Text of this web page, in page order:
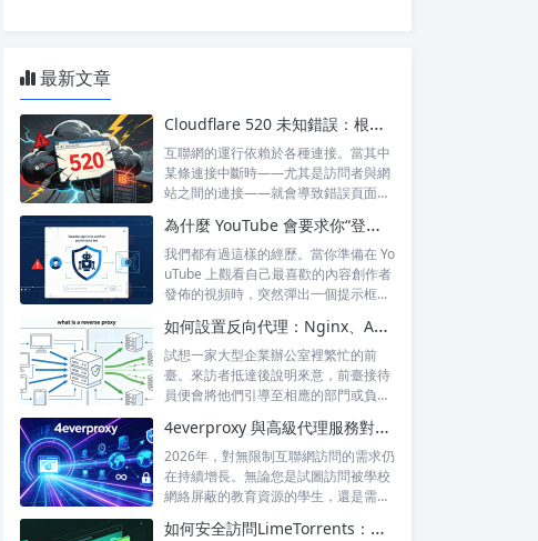
最新文章
Cloudflare 520 未知錯誤：根本原因及永久預防技巧
互聯網的運行依賴於各種連接。當其中
某條連接中斷時——尤其是訪問者與網
站之間的連接——就會導致錯誤頁面的
為什麼 YouTube 會要求你“登錄以確認你不是機器人”？
我們都有過這樣的經歷。當你準備在 Yo
uTube 上觀看自己最喜歡的內容創作者
發佈的視頻時，突然彈出一個提示框...
如何設置反向代理：Nginx、Apache 和 HAProxy 詳解
試想一家大型企業辦公室裡繁忙的前
臺。來訪者抵達後說明來意，前臺接待
員便會將他們引導至相應的部門或負責
4everproxy 與高級代理服務對比：速度、隱私和可靠性的比較
2026年，對無限制互聯網訪問的需求仍
在持續增長。無論您是試圖訪問被學校
網絡屏蔽的教育資源的學生，還是需要
如何安全訪問LimeTorrents：使用家庭代理繞過封鎖